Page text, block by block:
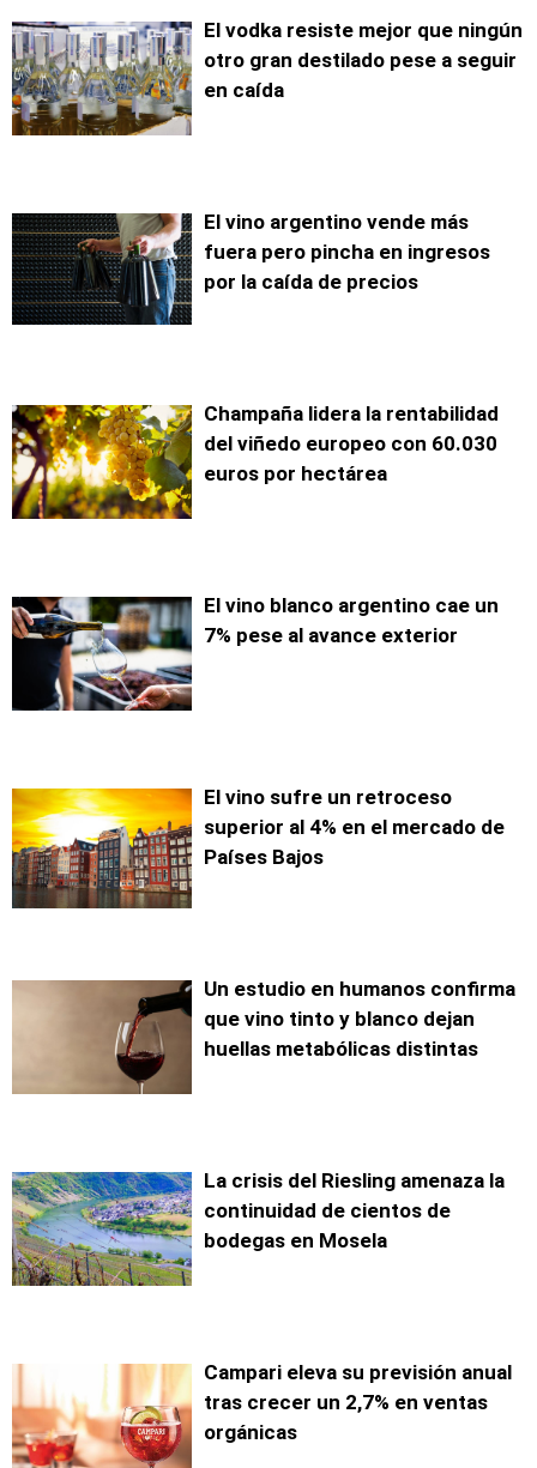
El vodka resiste mejor que ningún
otro gran destilado pese a seguir
en caída
El vino argentino vende más
fuera pero pincha en ingresos
por la caída de precios
Champaña lidera la rentabilidad
del viñedo europeo con 60.030
euros por hectárea
El vino blanco argentino cae un
7% pese al avance exterior
El vino sufre un retroceso
superior al 4% en el mercado de
Países Bajos
Un estudio en humanos confirma
que vino tinto y blanco dejan
huellas metabólicas distintas
La crisis del Riesling amenaza la
continuidad de cientos de
bodegas en Mosela
Campari eleva su previsión anual
tras crecer un 2,7% en ventas
orgánicas